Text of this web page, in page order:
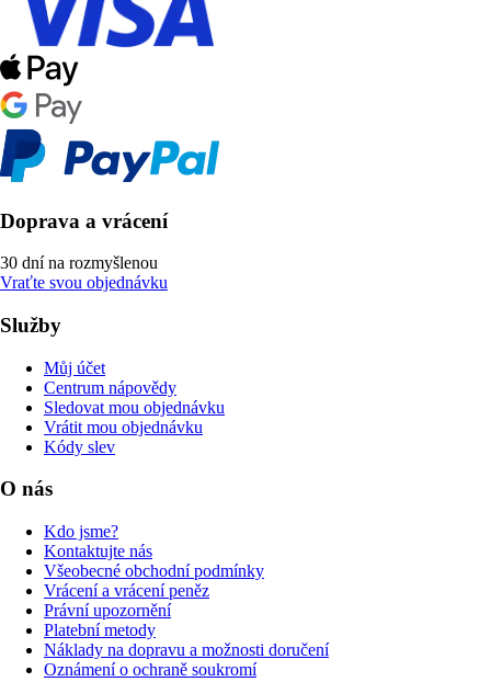
Doprava a vrácení
30 dní na rozmyšlenou
Vraťte svou objednávku
Služby
Můj účet
Centrum nápovědy
Sledovat mou objednávku
Vrátit mou objednávku
Kódy slev
O nás
Kdo jsme?
Kontaktujte nás
Všeobecné obchodní podmínky
Vrácení a vrácení peněz
Právní upozornění
Platební metody
Náklady na dopravu a možnosti doručení
Oznámení o ochraně soukromí